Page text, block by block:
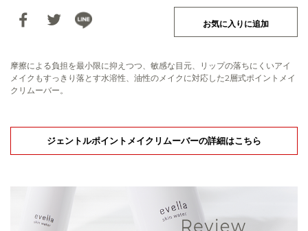
お気に入りに追加
摩擦による負担を最小限に抑えつつ、敏感な目元、リップの落ちにくいアイ
メイクもすっきり落とす水溶性、油性のメイクに対応した2層式ポイントメイ
クリムーバー。
ジェントルポイントメイクリムーバーの詳細はこちら